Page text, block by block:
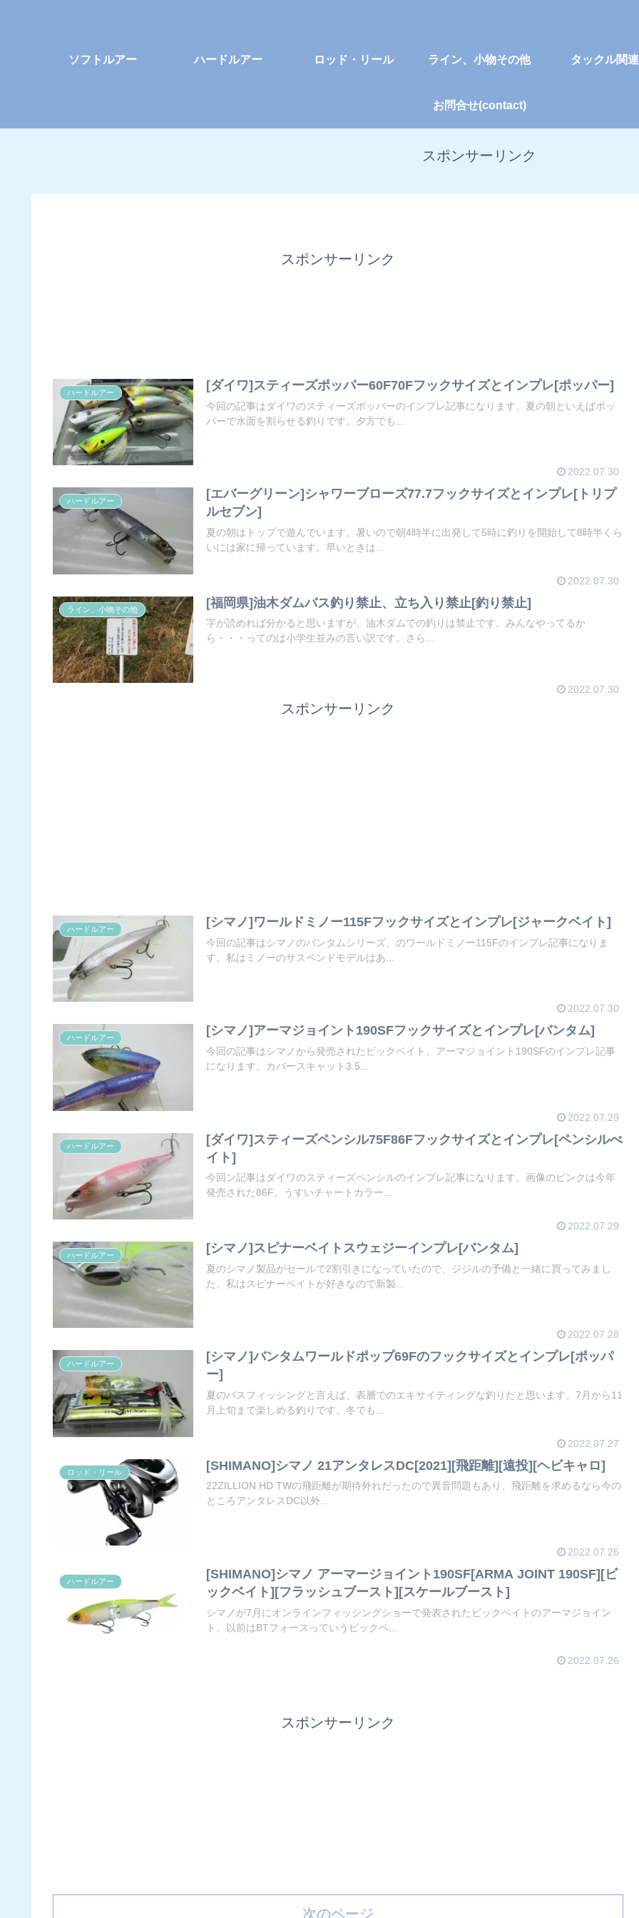
ソフトルアー ハードルアー ロッド・リール ライン、小物その他 タックル関連
お問合せ(contact)
スポンサーリンク
スポンサーリンク
ハードルアー [ダイワ]スティーズポッパー60F70Fフックサイズとインプレ[ポッパー]
今回の記事はダイワのスティーズポッパーのインプレ記事になります。夏の朝といえばポッ
パーで水面を割らせる釣りです。夕方でも...
2022.07.30
ハードルアー
[エバーグリーン]シャワーブローズ77.7フックサイズとインプレ[トリプ
ルセブン]
夏の朝はトップで遊んでいます。暑いので朝4時半に出発して5時に釣りを開始して8時半くら
いには家に帰っています。早いときは...
2022.07.30
ライン、小物その他 [福岡県]油木ダムバス釣り禁止、立ち入り禁止[釣り禁止]
字が読めれば分かると思いますが、油木ダムでの釣りは禁止です。みんなやってるか
ら・・・ってのは小学生並みの言い訳です。さら...
2022.07.30
スポンサーリンク
ハードルアー [シマノ]ワールドミノー115Fフックサイズとインプレ[ジャークベイト]
今回の記事はシマノのバンタムシリーズ、のワールドミノー115Fのインプレ記事になりま
す。私はミノーのサスペンドモデルはあ...
2022.07.30
ハードルアー [シマノ]アーマジョイント190SFフックサイズとインプレ[バンタム]
今回の記事はシマノから発売されたビックベイト、アーマジョイント190SFのインプレ記事
になります。カバースキャット3.5...
2022.07.29
ハードルアー
[ダイワ]スティーズペンシル75F86Fフックサイズとインプレ[ペンシルべ
イト]
今回ン記事はダイワのスティーズペンシルのインプレ記事になります。画像のピンクは今年
発売された86F。うすいチャートカラー...
2022.07.29
ハードルアー [シマノ]スピナーベイトスウェジーインプレ[バンタム]
夏のシマノ製品がセールで2割引きになっていたので、ジジルの予備と一緒に買ってみまし
た。私はスピナーベイトが好きなので新製...
2022.07.28
ハードルアー
[シマノ]バンタムワールドポップ69Fのフックサイズとインプレ[ポッパ
ー]
夏のバスフィッシングと言えば、表層でのエキサイティングな釣りだと思います。7月から11
月上旬まで楽しめる釣りです。冬でも...
2022.07.27
ロッド・リール [SHIMANO]シマノ 21アンタレスDC[2021][飛距離][遠投][ヘビキャロ]
22ZILLION HD TWの飛距離が期待外れだったので異音問題もあり、飛距離を求めるなら今の
ところアンタレスDC以外...
2022.07.26
ハードルアー
[SHIMANO]シマノ アーマージョイント190SF[ARMA JOINT 190SF][ビ
ックベイト][フラッシュブースト][スケールブースト]
シマノが7月にオンラインフィッシングショーで発表されたビックベイトのアーマジョイン
ト。以前はBTフォースっていうビックベ...
2022.07.26
スポンサーリンク
次のページ